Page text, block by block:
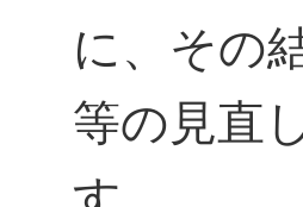
に、その
等の見直